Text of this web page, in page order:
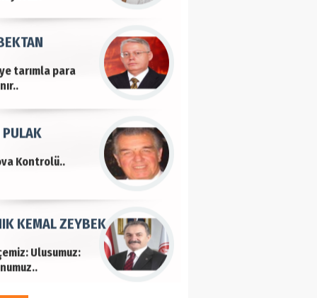
tarımla para
Kontrolü..
PULAK
Ulusumuz:
KEMAL ZEYBEK